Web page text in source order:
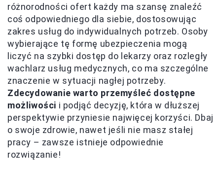
różnorodności ofert każdy ma szansę znaleźć
coś odpowiedniego dla siebie, dostosowując
zakres usług do indywidualnych potrzeb. Osoby
wybierające tę formę ubezpieczenia mogą
liczyć na szybki dostęp do lekarzy oraz rozległy
wachlarz usług medycznych, co ma szczególne
znaczenie w sytuacji nagłej potrzeby.
Zdecydowanie warto przemyśleć dostępne
możliwości i podjąć decyzję, która w dłuższej
perspektywie przyniesie najwięcej korzyści. Dbaj
o swoje zdrowie, nawet jeśli nie masz stałej
pracy – zawsze istnieje odpowiednie
rozwiązanie!